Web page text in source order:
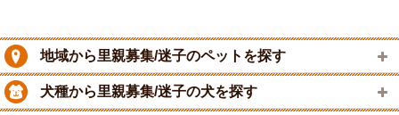
地域から里親募集/迷子のペットを探す
犬種から里親募集/迷子の犬を探す